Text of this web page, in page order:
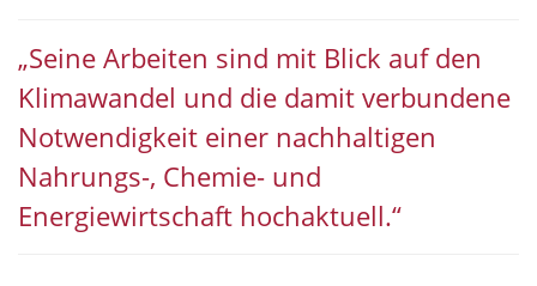
„Seine Arbeiten sind mit Blick auf den
Klimawandel und die damit verbundene
Notwendigkeit einer nachhaltigen
Nahrungs-, Chemie- und
Energiewirtschaft hochaktuell.“